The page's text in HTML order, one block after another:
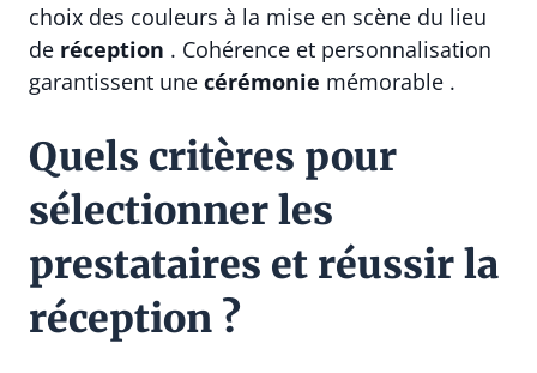
choix des couleurs à la mise en scène du lieu
de réception . Cohérence et personnalisation
garantissent une cérémonie mémorable .
Quels critères pour
sélectionner les
prestataires et réussir la
réception ?